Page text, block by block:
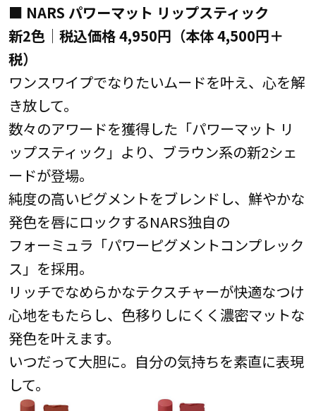
■ NARS パワーマット リップスティック
新2色│税込価格 4,950円（本体 4,500円＋
税）
ワンスワイプでなりたいムードを叶え、心を解
き放して。
数々のアワードを獲得した「パワーマット リ
ップスティック」より、ブラウン系の新2シェ
ードが登場。
純度の高いピグメントをブレンドし、鮮やかな
発色を唇にロックするNARS独自の
フォーミュラ「パワーピグメントコンプレック
ス」を採用。
リッチでなめらかなテクスチャーが快適なつけ
心地をもたらし、色移りしにくく濃密マットな
発色を叶えます。
いつだって大胆に。自分の気持ちを素直に表現
して。